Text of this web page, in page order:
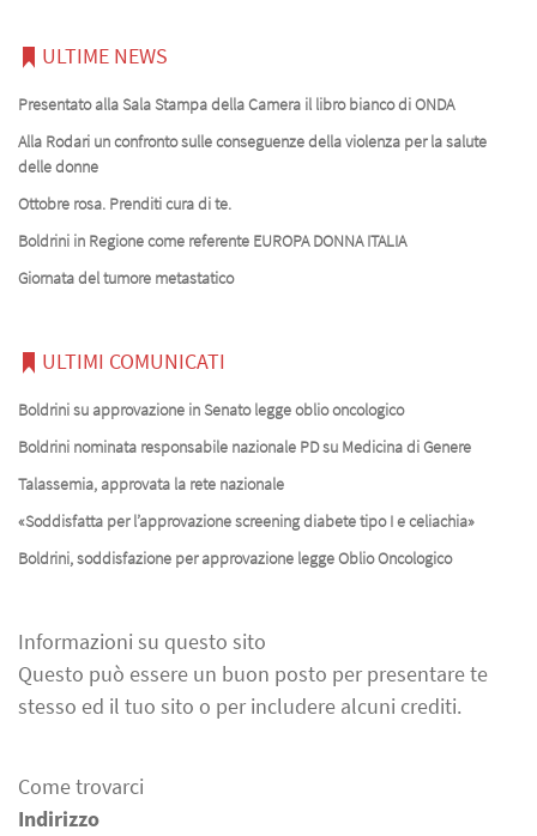
ULTIME NEWS
Presentato alla Sala Stampa della Camera il libro bianco di ONDA
Alla Rodari un confronto sulle conseguenze della violenza per la salute
delle donne
Ottobre rosa. Prenditi cura di te.
Boldrini in Regione come referente EUROPA DONNA ITALIA
Giornata del tumore metastatico
ULTIMI COMUNICATI
Boldrini su approvazione in Senato legge oblio oncologico
Boldrini nominata responsabile nazionale PD su Medicina di Genere
Talassemia, approvata la rete nazionale
«Soddisfatta per l’approvazione screening diabete tipo I e celiachia»
Boldrini, soddisfazione per approvazione legge Oblio Oncologico
Informazioni su questo sito
Questo può essere un buon posto per presentare te
stesso ed il tuo sito o per includere alcuni crediti.
Come trovarci
Indirizzo